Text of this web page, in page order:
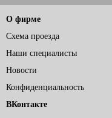
О фирме
Схема проезда
Наши специалисты
Новости
Конфиденциальность
ВКонтакте